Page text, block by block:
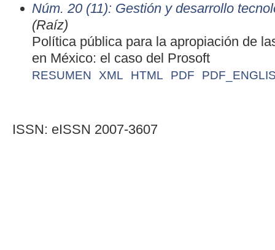
Núm. 20 (11): Gestión y desarrollo
(Raíz)
Política pública para la apropiación de
en México: el caso del Prosoft
RESUMEN XML HTML PDF
ISSN: eISSN 2007-3607